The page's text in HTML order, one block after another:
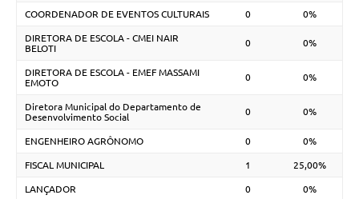
COORDENADOR DE EVENTOS CULTURAIS 0 0%
DIRETORA DE ESCOLA - CMEI NAIR
BELOTI
0 0%
DIRETORA DE ESCOLA - EMEF MASSAMI
EMOTO
0 0%
Diretora Municipal do Departamento de
Desenvolvimento Social
0 0%
ENGENHEIRO AGRÔNOMO 0 0%
FISCAL MUNICIPAL 1 25,00%
LANÇADOR 0 0%